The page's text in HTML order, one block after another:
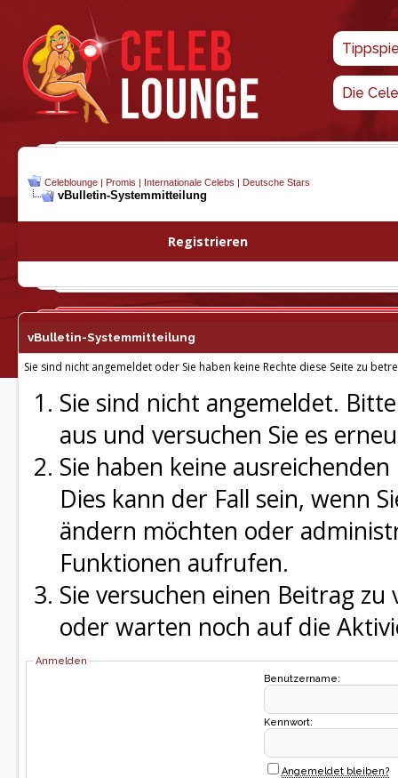
Die
Celeblounge | Promis | Internationale Celebs | Deutsche Stars
vBulletin-Systemmitteilung
Registrieren
vBulletin-Systemmitteilung
Sie sind nicht angemeldet oder Sie haben keine Rechte diese Seite zu
Sie sind nicht angemeldet.
aus und versuchen Sie es
Sie haben keine
Dies kann der Fall sein, wenn
ändern möchten oder
Funktionen aufrufen.
Sie versuchen einen Beitrag
oder warten noch auf die
Anmelden
Benutzername:
Kennwort:
Angemeldet bleiben?